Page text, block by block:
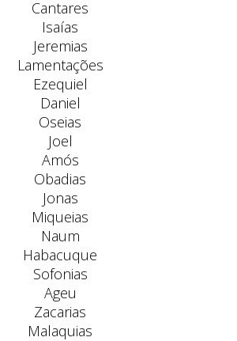
Cantares
Isaías
Jeremias
Lamentações
Ezequiel
Daniel
Oseias
Joel
Amós
Obadias
Jonas
Miqueias
Naum
Habacuque
Sofonias
Ageu
Zacarias
Malaquias